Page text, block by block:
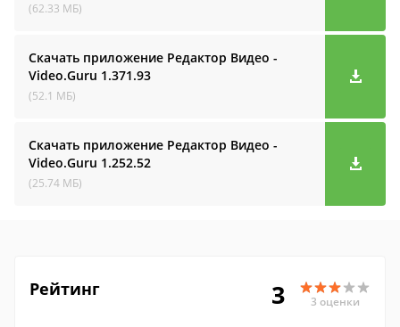
(62.33 МБ)
Скачать приложение Редактор Видео -
Video.Guru 1.371.93
(52.1 МБ)
Скачать приложение Редактор Видео -
Video.Guru 1.252.52
(25.74 МБ)
Рейтинг 3 3 оценки